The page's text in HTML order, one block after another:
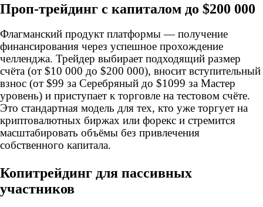
Проп-трейдинг с капиталом до $200 000
Флагманский продукт платформы — получение
финансирования через успешное прохождение
челленджа. Трейдер выбирает подходящий размер
счёта (от $10 000 до $200 000), вносит вступительный
взнос (от $99 за Серебряный до $1099 за Мастер
уровень) и приступает к торговле на тестовом счёте.
Это стандартная модель для тех, кто уже торгует на
криптовалютных биржах или форекс и стремится
масштабировать объёмы без привлечения
собственного капитала.
Копитрейдинг для пассивных
участников